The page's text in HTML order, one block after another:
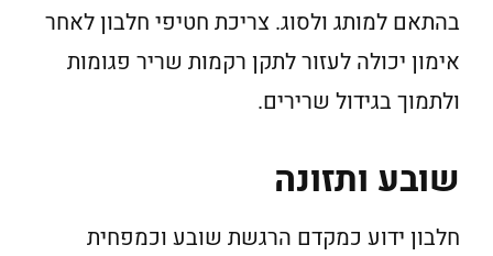
בהתאם למותג ולסוג. צריכת חטיפי חלבון לאחר
אימון יכולה לעזור לתקן רקמות שריר פגומות
ולתמוך בגידול שרירים.
שובע ותזונה
חלבון ידוע כמקדם הרגשת שובע וכמפחית